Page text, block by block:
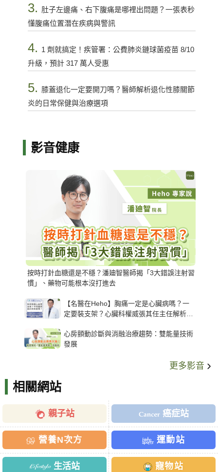
3. 肚子左邊痛、右下腹痛是哪裡出問題？一張表秒
懂腹痛位置潛在疾病與警訊
4. 1 劑就搞定！疾管署：公費肺炎鏈球菌疫苗 8/10
升級，預計 317 萬人受惠
5. 膝蓋退化一定要開刀嗎？醫師解析退化性膝關節
炎的日常保健與治療選項
影音健康
按時打針血糖還是不穩？潘廸智醫師揭「3大錯誤注射習
慣」、藥物可能根本沒打進去
【名醫在Heho】胸痛一定是心臟病嗎？一
定要裝支架？心臟科權威張其任主任解析支
心房顫動診斷與消融治療趨勢：雙能量技術
發展
更多影音
相關網站
親子站 癌症站
營養N次方 運動站
生活站 寵物站